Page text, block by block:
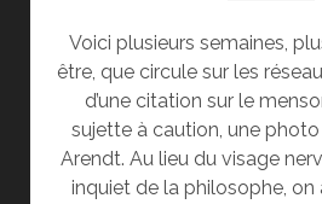
Voici plusieurs semaines,
être, que circule sur les
d’une citation sur le
sujette à caution, une photo
Arendt. Au lieu du visage
inquiet de la philosophe, on